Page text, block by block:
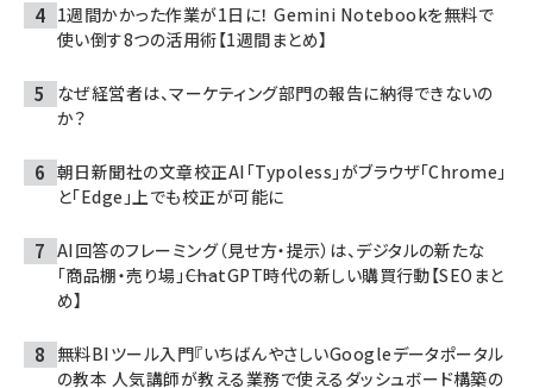
1週間かかった作業が1日に！ Gemini Notebookを無料で
使い倒す8つの活用術【1週間まとめ】
なぜ経営者は、マーケティング部門の報告に納得できないの
か？
朝日新聞社の文章校正AI「Typoless」がブラウザ「Chrome」
と「Edge」上でも校正が可能に
AI回答のフレーミング（見せ方・提示）は、デジタルの新たな
「商品棚・売り場」――ChatGPT時代の新しい購買行動【SEOまと
め】
無料BIツール入門『いちばんやさしいGoogleデータポータル
の教本 人気講師が教える業務で使えるダッシュボード構築の